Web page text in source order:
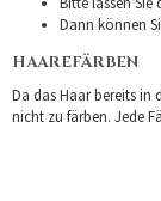
Dann können
HAAREFÄRBEN
Da das Haar bereits in
nicht zu färben. Jede